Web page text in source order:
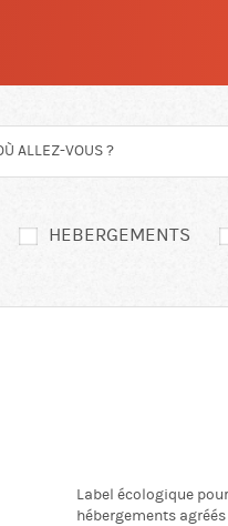
HEBERGEMENTS
Label écologique
hébergements